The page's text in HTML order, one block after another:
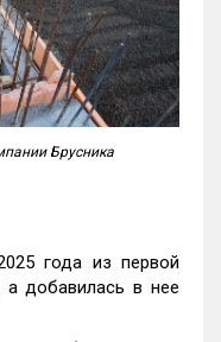
Брусника
года из первой
а добавилась в нее